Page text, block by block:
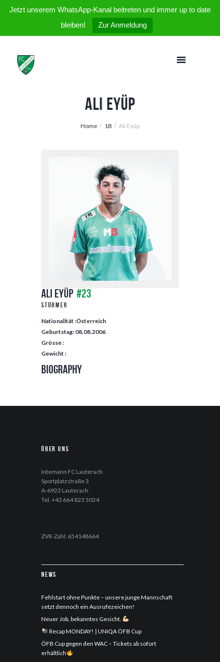
Jetzt unserem WhatsApp-Kanal beitreten und immer up to date
bleiben!
Zur Anmeldung
Ali Eyüp
Home 1B Ali Eyüp
Ali Eyüp #23
Stürmer
Nationalität :Österreich
Geburtstag: 08.08.2006
Grösse :
Gewicht :
Biography
Über uns
Intemann FC Lauterach
Sportplatzstraße 3
A-6923 Lauterach
Tel. +43 664 823 5024
ZVR-Zahl: 654148664
News
Fehlstart ohne Punkte – unsere junge Mannschaft
setzt dennoch ein Ausrufezeichen!
Neuer Job, bekanntes Gesicht.
Recap MONDAY! | UNIQA ÖFB Cup
ÖFB Cup gegen den WAC – Tickets ab sofort
erhältlich